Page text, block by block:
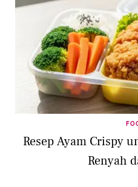
Resep Ayam Crispy
Renyah